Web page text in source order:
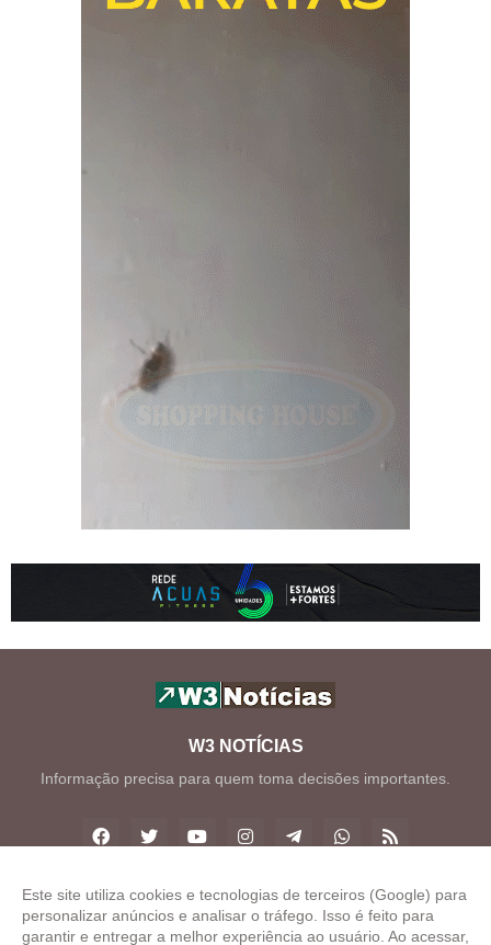
W3 NOTÍCIAS
Informação precisa para quem toma decisões importantes.
Copyright ©2026W3 Notícias
Este site utiliza cookies e tecnologias de terceiros (Google) para
personalizar anúncios e analisar o tráfego. Isso é feito para
garantir e entregar a melhor experiência ao usuário. Ao acessar,